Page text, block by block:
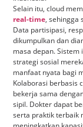
Selain itu, cloud
real-time, sehingga
Data partisipasi,
dikumpulkan dan
masa depan.
strategi sosial
manfaat nyata bagi
Kolaborasi berbasis
bekerja sama
sipil. Dokter dapat
serta praktik terbaik